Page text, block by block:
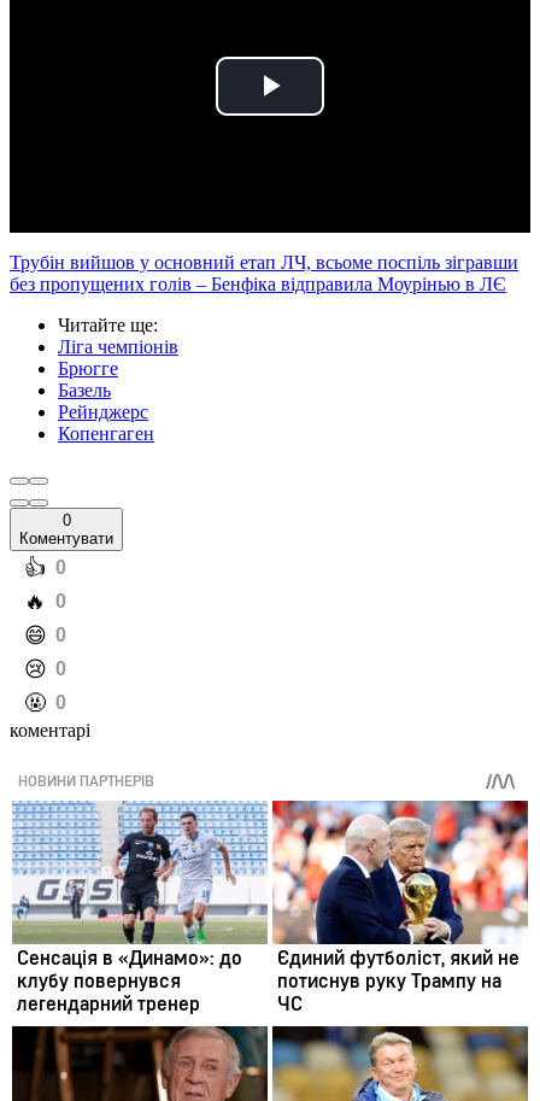
Play
Трубін вийшов у основний етап ЛЧ, всьоме поспіль зігравши
без пропущених голів – Бенфіка відправила Моурінью в ЛЄ
Читайте ще:
Ліга чемпіонів
Брюгге
Базель
Рейнджерс
Копенгаген
0
Коментувати
️👍 0
️🔥 0
️😄 0
️😢 0
️🤬 0
коментарі